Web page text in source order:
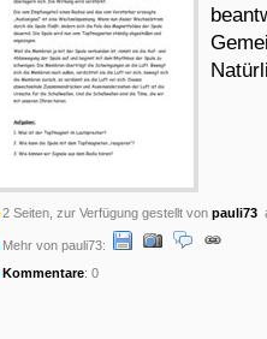
2 Seiten, zur Verfügung gestellt von pauli73
Mehr von pauli73:
Kommentare: 0